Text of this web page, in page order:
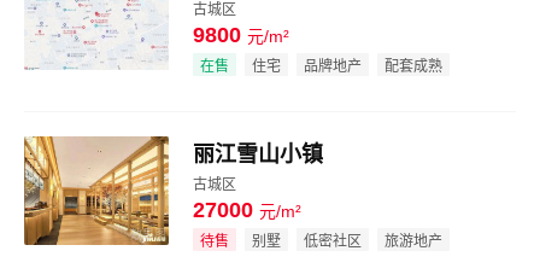
效果图
古城区
9800 元/m²
在售 住宅 品牌地产 配套成熟
效果图
丽江雪山小镇
古城区
27000 元/m²
待售 别墅 低密社区 旅游地产